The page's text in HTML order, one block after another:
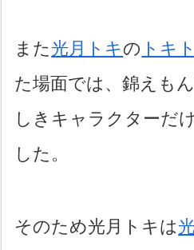
また光月トキの トキ
た場面では、錦えも
しきキャラクターだ
した。
そのため光月トキは